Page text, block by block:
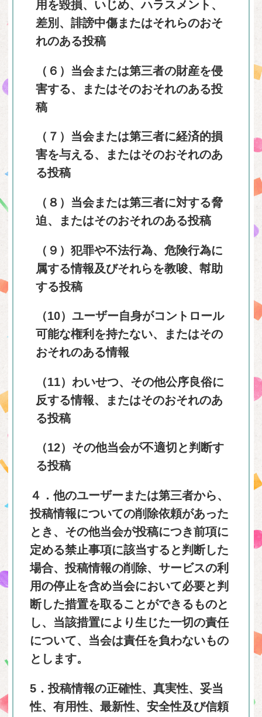
用を毀損、いじめ、ハラスメント、
差別、誹謗中傷またはそれらのおそ
れのある投稿
（６）当会または第三者の財産を侵
害する、またはそのおそれのある投
稿
（７）当会または第三者に経済的損
害を与える、またはそのおそれのあ
る投稿
（８）当会または第三者に対する脅
迫、またはそのおそれのある投稿
（９）犯罪や不法行為、危険行為に
属する情報及びそれらを教唆、幇助
する投稿
（10）ユーザー自身がコントロール
可能な権利を持たない、またはその
おそれのある情報
（11）わいせつ、その他公序良俗に
反する情報、またはそのおそれのあ
る投稿
（12）その他当会が不適切と判断す
る投稿
４．他のユーザーまたは第三者から、
投稿情報についての削除依頼があった
とき、その他当会が投稿につき前項に
定める禁止事項に該当すると判断した
場合、投稿情報の削除、サービスの利
用の停止を含め当会において必要と判
断した措置を取ることができるものと
し、当該措置により生じた一切の責任
について、当会は責任を負わないもの
とします。
5．投稿情報の正確性、真実性、妥当
性、有用性、最新性、安全性及び信頼